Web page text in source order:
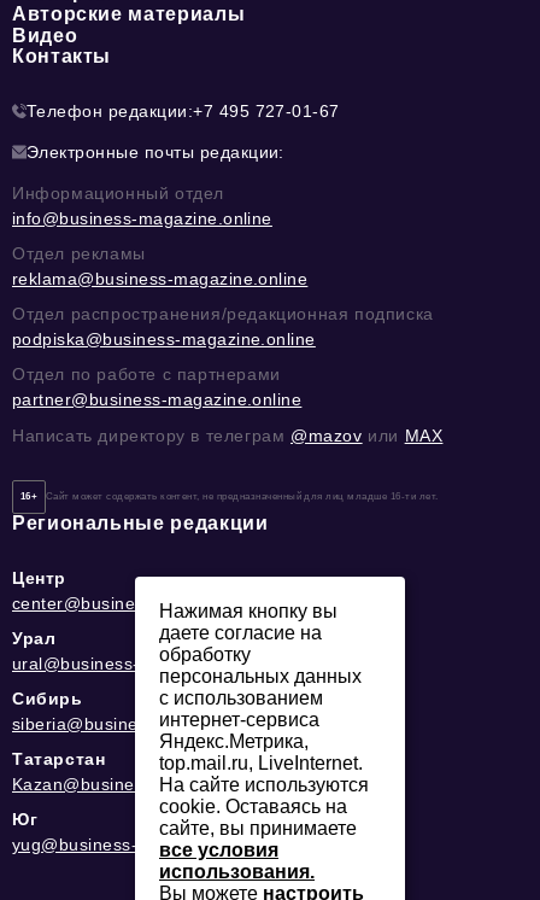
Авторские материалы
Видео
Контакты
Телефон редакции:+7 495 727-01-67
Электронные почты редакции:
Информационный отдел
info@business-magazine.online
Отдел рекламы
reklama@business-magazine.online
Отдел распространения/редакционная подписка
podpiska@business-magazine.online
Отдел по работе с партнерами
partner@business-magazine.online
Написать директору в телеграм @mazov или MAX
16+ Сайт может содержать контент, не предназначенный для лиц младше 16-ти лет.
Региональные редакции
Центр
center@business-magazine.online
Урал
ural@business-magazine.online
Сибирь
siberia@business-magazine.online
Татарстан
Kazan@business-magazine.online
Юг
yug@business-magazine.online
Нажимая кнопку вы
даете согласие на
обработку
персональных данных
с использованием
интернет-сервиса
Яндекс.Метрика,
top.mail.ru, LiveInternet.
На сайте используются
cookie. Оставаясь на
сайте, вы принимаете
все условия
использования.
Вы можете настроить